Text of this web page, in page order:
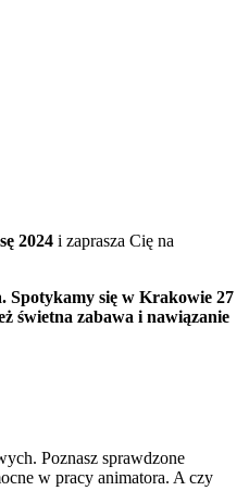
2024 i zaprasza Cię na
Spotykamy się w Krakowie 27
świetna zabawa i nawiązanie
Poznasz sprawdzone
w pracy animatora. A czy